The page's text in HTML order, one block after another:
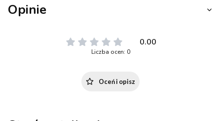
Opinie
0.00
Liczba ocen: 0
Oceń i opisz